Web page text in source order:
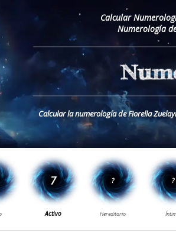
Calcular
Numerología
Calcular la numerología de Fiorella